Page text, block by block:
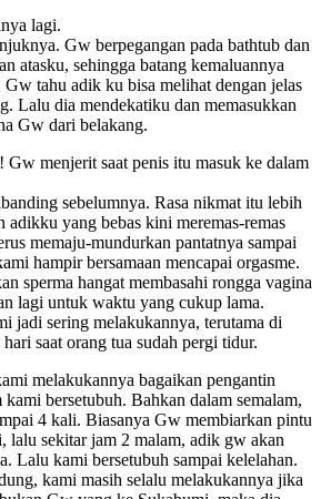
lagi.
Gw berpegangan pada bathtub dan
atasku, sehingga batang kemaluannya
Gw tahu adik ku bisa melihat dengan jelas
Lalu dia mendekatiku dan memasukkan
Gw dari belakang.
menjerit saat penis itu masuk ke dalam
sebelumnya. Rasa nikmat itu lebih
adikku yang bebas kini meremas-remas
memaju-mundurkan pantatnya sampai
hampir bersamaan mencapai orgasme.
sperma hangat membasahi rongga vagina
lagi untuk waktu yang cukup lama.
jadi sering melakukannya, terutama di
saat orang tua sudah pergi tidur.
melakukannya bagaikan pengantin
bersetubuh. Bahkan dalam semalam,
4 kali. Biasanya Gw membiarkan pintu
lalu sekitar jam 2 malam, adik gw akan
Lalu kami bersetubuh sampai kelelahan.
kami masih selalu melakukannya jika